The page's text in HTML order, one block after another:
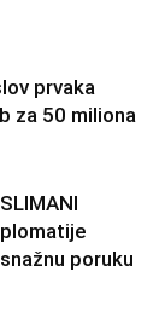
prvaka
za 50 miliona
poruku